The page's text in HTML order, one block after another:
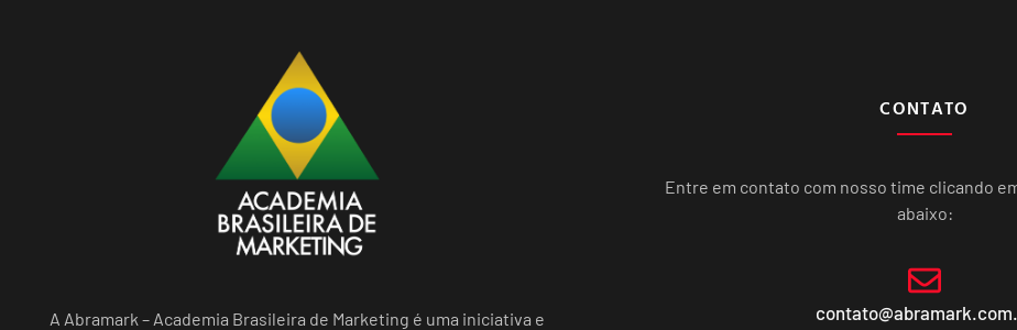
A Abramark – Academia Brasileira de Marketing é uma iniciativa e
CONTATO
Entre em contato com nosso time clicando
abaixo: